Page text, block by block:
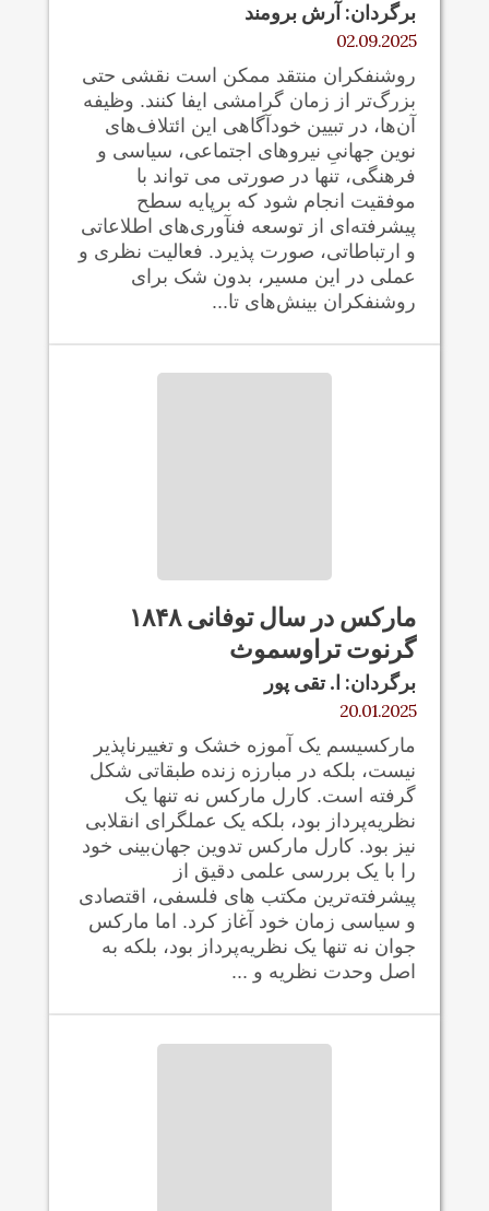
برگردان: آرش برومند
02.09.2025
روشنفکران منتقد ممکن است نقشی حتی
بزرگ‌تر از زمان گرامشی ایفا کنند. وظیفه
آن‌ها، در تبیین خودآگاهی این ائتلاف‌های
نوین جهانیِ نیروهای اجتماعی، سیاسی و
فرهنگی، تنها در صورتی می تواند با
موفقیت انجام شود که برپایه سطح
پیشرفته‌ای از توسعه فنآوری‌های اطلاعاتی
و ارتباطاتی، صورت پذیرد. فعالیت نظری و
عملی در این مسیر، بدون شک برای
روشنفکران بینش‌های تا...
مارکس در سال توفانی ۱۸۴۸
گرنوت تراوسموث
برگردان: ا. تقی پور
20.01.2025
مارکسیسم یک آموزه خشک و تغییرناپذیر
نیست، بلکه در مبارزه زنده طبقاتی شکل
گرفته است. کارل مارکس نه تنها یک
نظریه‌پرداز بود، بلکه یک عملگرای انقلابی
نیز بود. کارل مارکس تدوین جهان‌بینی خود
را با یک بررسی علمی دقیق از
پیشرفته‌ترین مکتب های فلسفی، اقتصادی
و سیاسی زمان خود آغاز کرد. اما مارکس
جوان نه تنها یک نظریه‌پرداز بود، بلکه به
اصل وحدت نظریه و ...